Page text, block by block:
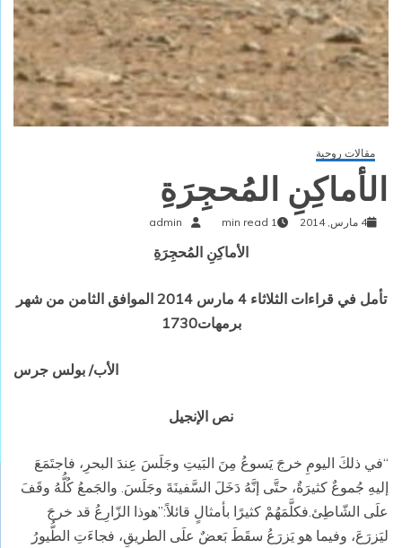
مقالات روحية
الأماكِنِ المُحجِرَةِ
4 مارس, 2014 1 min read
admin
الأماكِنِ المُحجِرَةِ
تأمل في قراءات الثلاثاء 4 مارس 2014 الموافق الثامن من شهر
برمهات1730
الأب/ بولس جرس
نص الإنجيل
“في ذلكَ اليومِ خرجَ يَسوعُ مِنَ البَيتِ وجَلَسَ عِندَ البحرِ، فاجتَمَعَ
إليهِ جُموعٌ كثيرَةٌ، حتَّى إنَّهُ دَخَلَ السَّفينَةَ وجَلَسَ. والجَمعُ كُلُّهُ وقَفَ
علَى الشّاطِئ.فكلَّمَهُمْ كثيرًا بأمثالٍ قائلاً:”هوذا الزّارِعُ قد خرجَ
ليَزرَعَ، وفيما هو يَزرَعُ سقَطَ بَعضٌ علَى الطريقِ، فجاءَتِ الطُّيورُ